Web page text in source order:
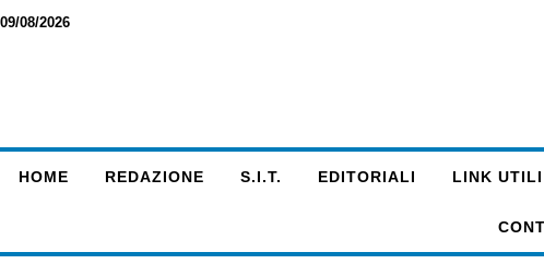
09/08/2026
HOME REDAZIONE S.I.T. EDITORIALI LINK UTILI